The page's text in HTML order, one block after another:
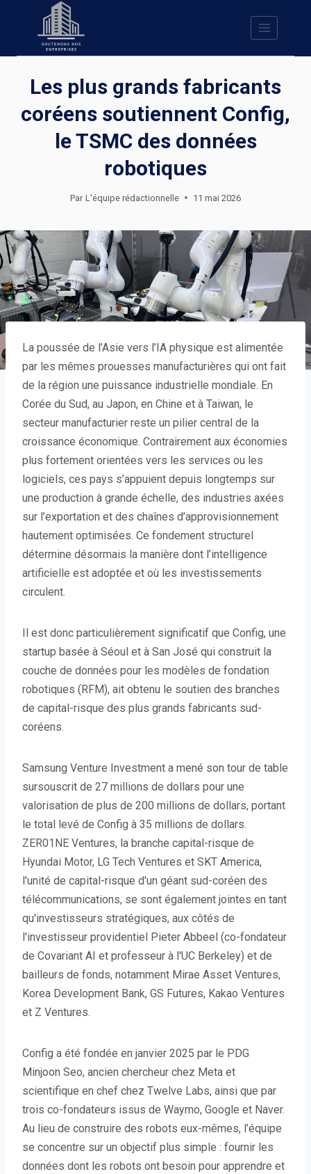
Les plus grands fabricants
coréens soutiennent Config,
le TSMC des données
robotiques
Par L'équipe rédactionnelle 11 mai 2026
La poussée de l’Asie vers l’IA physique est alimentée
par les mêmes prouesses manufacturières qui ont fait
de la région une puissance industrielle mondiale. En
Corée du Sud, au Japon, en Chine et à Taiwan, le
secteur manufacturier reste un pilier central de la
croissance économique. Contrairement aux économies
plus fortement orientées vers les services ou les
logiciels, ces pays s’appuient depuis longtemps sur
une production à grande échelle, des industries axées
sur l’exportation et des chaînes d’approvisionnement
hautement optimisées. Ce fondement structurel
détermine désormais la manière dont l’intelligence
artificielle est adoptée et où les investissements
circulent.
Il est donc particulièrement significatif que Config, une
startup basée à Séoul et à San José qui construit la
couche de données pour les modèles de fondation
robotiques (RFM), ait obtenu le soutien des branches
de capital-risque des plus grands fabricants sud-
coréens.
Samsung Venture Investment a mené son tour de table
sursouscrit de 27 millions de dollars pour une
valorisation de plus de 200 millions de dollars, portant
le total levé de Config à 35 millions de dollars.
ZER01NE Ventures, la branche capital-risque de
Hyundai Motor, LG Tech Ventures et SKT America,
l'unité de capital-risque d'un géant sud-coréen des
télécommunications, se sont également jointes en tant
qu'investisseurs stratégiques, aux côtés de
l'investisseur providentiel Pieter Abbeel (co-fondateur
de Covariant AI et professeur à l'UC Berkeley) et de
bailleurs de fonds, notamment Mirae Asset Ventures,
Korea Development Bank, GS Futures, Kakao Ventures
et Z Ventures.
Config a été fondée en janvier 2025 par le PDG
Minjoon Seo, ancien chercheur chez Meta et
scientifique en chef chez Twelve Labs, ainsi que par
trois co-fondateurs issus de Waymo, Google et Naver.
Au lieu de construire des robots eux-mêmes, l’équipe
se concentre sur un objectif plus simple : fournir les
données dont les robots ont besoin pour apprendre et